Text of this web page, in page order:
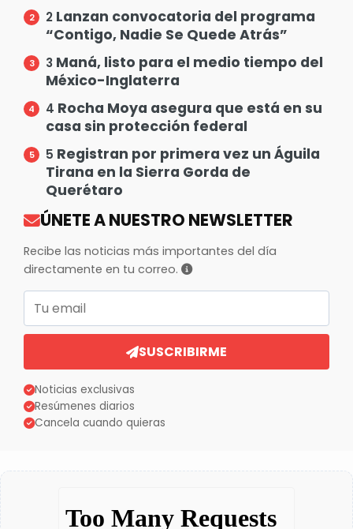
2 Lanzan convocatoria del programa
“Contigo, Nadie Se Quede Atrás”
3 Maná, listo para el medio tiempo del
México-Inglaterra
4 Rocha Moya asegura que está en su
casa sin protección federal
5 Registran por primera vez un Águila
Tirana en la Sierra Gorda de
Querétaro
ÚNETE A NUESTRO NEWSLETTER
Recibe las noticias más importantes del día
directamente en tu correo.
SUSCRIBIRME
Noticias exclusivas
Resúmenes diarios
Cancela cuando quieras